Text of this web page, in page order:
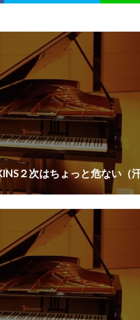
２次はちょっと危ない（汗